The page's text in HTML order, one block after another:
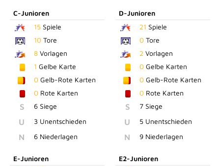
C-Junioren
15 Spiele
10 Tore
8 Vorlagen
1 Gelbe Karte
0 Gelb-Rote Karten
0 Rote Karten
S 6 Siege
U 3 Unentschieden
N 6 Niederlagen
D-Junioren
21 Spiele
0Tore
2 Vorlagen
0Gelbe Karten
0Gelb-Rote Karten
0Rote Karten
S 7 Siege
U 5 Unentschieden
N 9 Niederlagen
E-Junioren
E2-Junioren